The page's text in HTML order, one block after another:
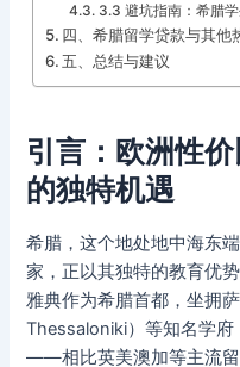
3.3 避坑指南：希腊
四、希腊留学贷款与其他
五、总结与建议
引言：欧洲性
的独特机遇
希腊，这个地处地中海东
家，正以其独特的教育优
雅典作为希腊首都，坐拥
Thessaloniki）等知名学
——相比英美澳加等主流留